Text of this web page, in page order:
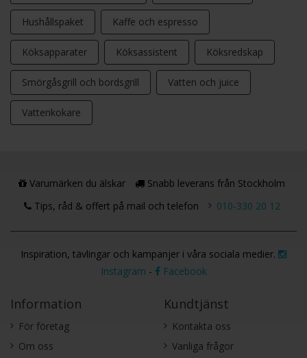
Hushållspaket Kaffe och espresso
Köksapparater Köksassistent Köksredskap
Smörgåsgrill och bordsgrill Vatten och juice
Vattenkokare
Varumärken du älskar
Snabb leverans från Stockholm
Tips, råd & offert på mail och telefon
010-330 20 12
Inspiration, tävlingar och kampanjer i våra sociala medier.
Instagram - Facebook
Information
För företag
Om oss
Kundtjänst
Kontakta oss
Vanliga frågor